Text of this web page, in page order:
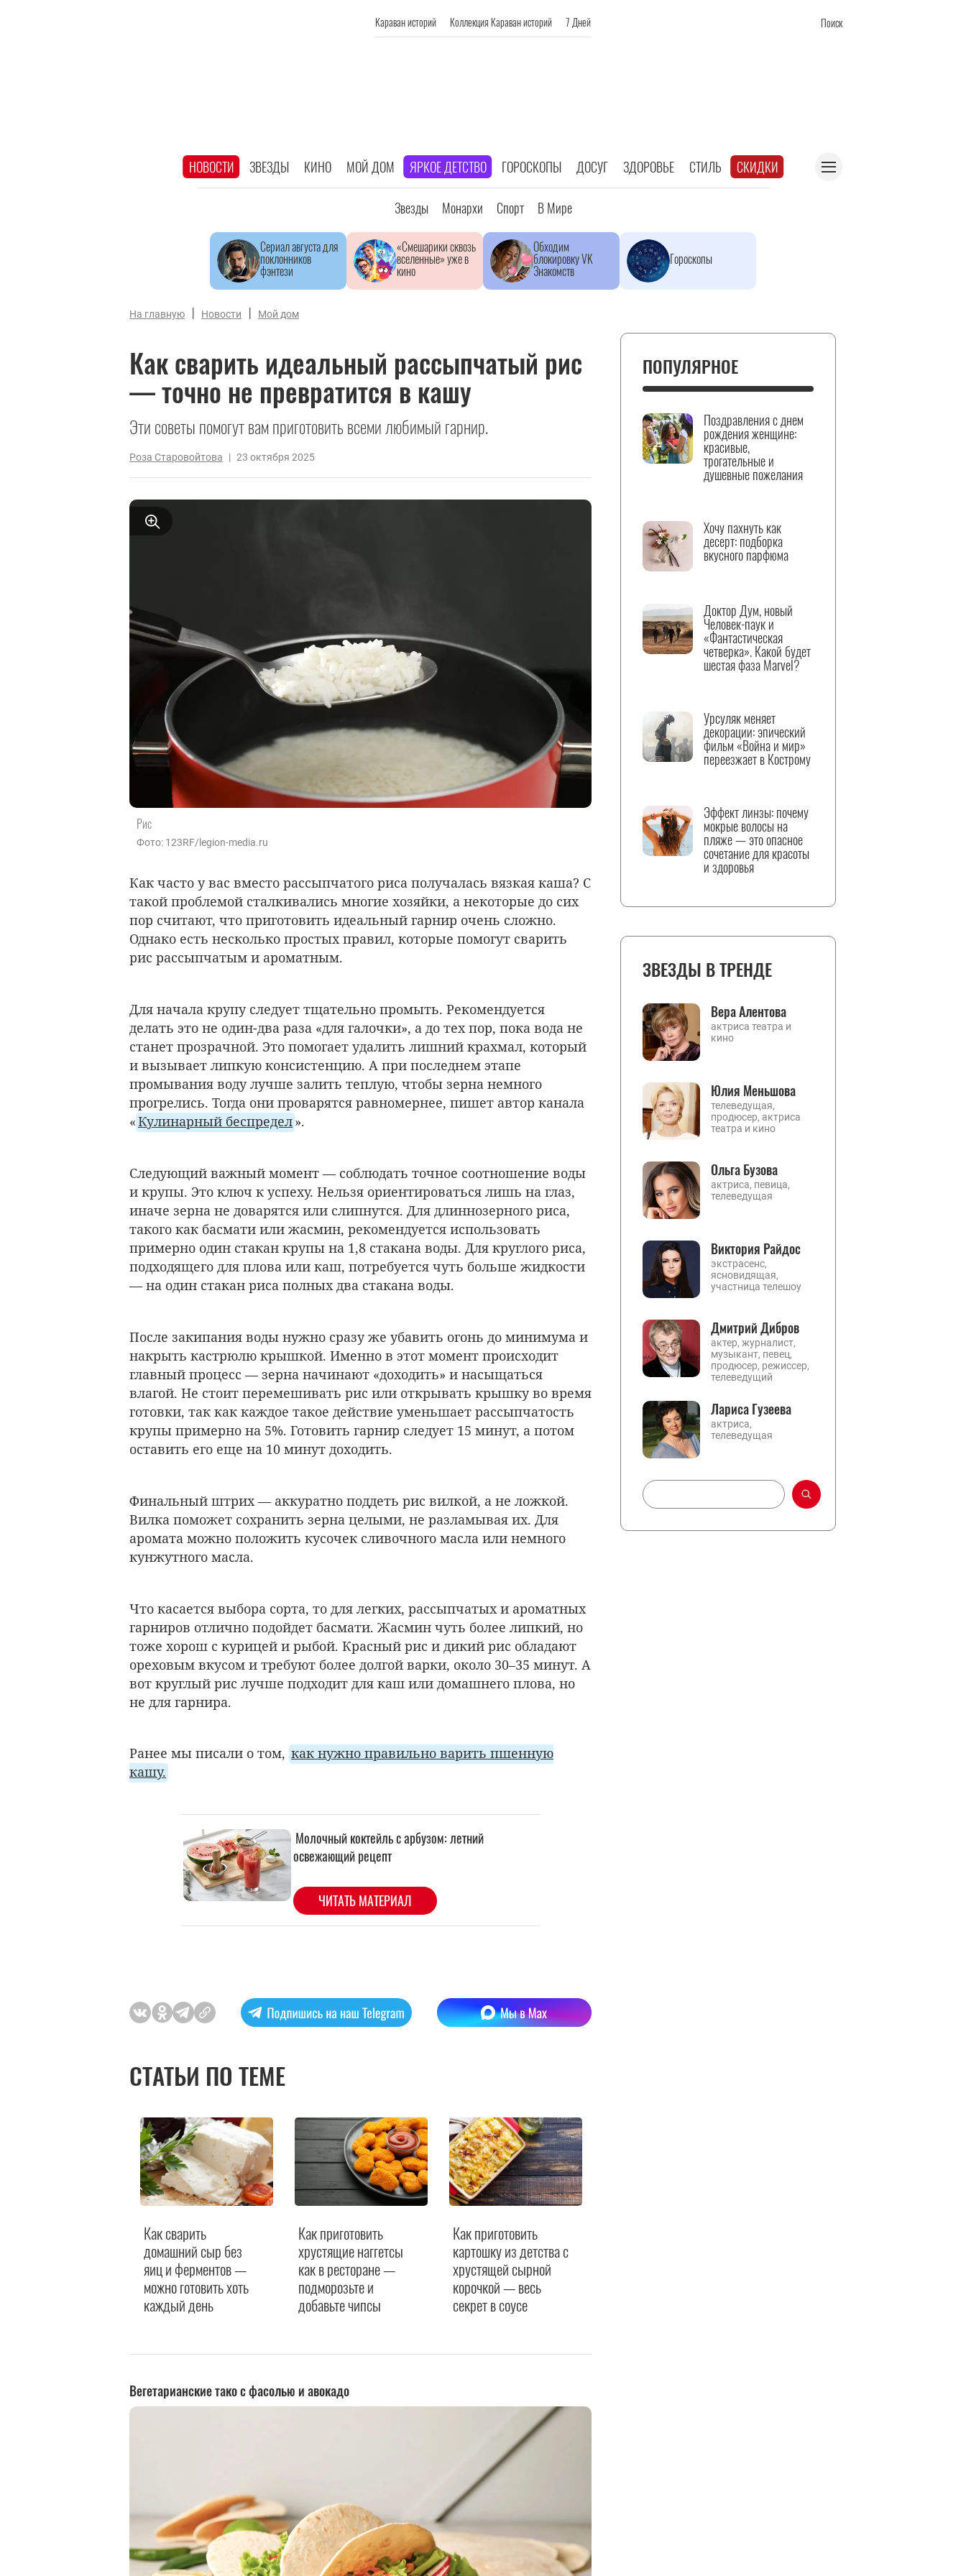
Караван историй Коллекция Караван историй 7 Дней Поиск
НОВОСТИ ЗВЕЗДЫ КИНО МОЙ ДОМ ЯРКОЕ ДЕТСТВО ГОРОСКОПЫ ДОСУГ ЗДОРОВЬЕ СТИЛЬ СКИДКИ
Звезды Монархи Спорт В Мире
Сериал августа для
поклонников
фэнтези
«Смешарики сквозь
вселенные» уже в
кино
Обходим
блокировку VK
Знакомств
Гороскопы
На главную | Новости | Мой дом
Как сварить идеальный рассыпчатый рис
— точно не превратится в кашу
Эти советы помогут вам приготовить всеми любимый гарнир.
Роза Старовойтова | 23 октября 2025
Рис
Фото: 123RF/legion-media.ru
Как часто у вас вместо рассыпчатого риса получалась вязкая каша? С
такой проблемой сталкивались многие хозяйки, а некоторые до сих
пор считают, что приготовить идеальный гарнир очень сложно.
Однако есть несколько простых правил, которые помогут сварить
рис рассыпчатым и ароматным.
Для начала крупу следует тщательно промыть. Рекомендуется
делать это не один-два раза «для галочки», а до тех пор, пока вода не
станет прозрачной. Это помогает удалить лишний крахмал, который
и вызывает липкую консистенцию. А при последнем этапе
промывания воду лучше залить теплую, чтобы зерна немного
прогрелись. Тогда они проварятся равномернее, пишет автор канала
«Кулинарный беспредел».
Следующий важный момент — соблюдать точное соотношение воды
и крупы. Это ключ к успеху. Нельзя ориентироваться лишь на глаз,
иначе зерна не доварятся или слипнутся. Для длиннозерного риса,
такого как басмати или жасмин, рекомендуется использовать
примерно один стакан крупы на 1,8 стакана воды. Для круглого риса,
подходящего для плова или каш, потребуется чуть больше жидкости
— на один стакан риса полных два стакана воды.
После закипания воды нужно сразу же убавить огонь до минимума и
накрыть кастрюлю крышкой. Именно в этот момент происходит
главный процесс — зерна начинают «доходить» и насыщаться
влагой. Не стоит перемешивать рис или открывать крышку во время
готовки, так как каждое такое действие уменьшает рассыпчатость
крупы примерно на 5%. Готовить гарнир следует 15 минут, а потом
оставить его еще на 10 минут доходить.
Финальный штрих — аккуратно поддеть рис вилкой, а не ложкой.
Вилка поможет сохранить зерна целыми, не разламывая их. Для
аромата можно положить кусочек сливочного масла или немного
кунжутного масла.
Что касается выбора сорта, то для легких, рассыпчатых и ароматных
гарниров отлично подойдет басмати. Жасмин чуть более липкий, но
тоже хорош с курицей и рыбой. Красный рис и дикий рис обладают
ореховым вкусом и требуют более долгой варки, около 30–35 минут. А
вот круглый рис лучше подходит для каш или домашнего плова, но
не для гарнира.
Ранее мы писали о том, как нужно правильно варить пшенную
кашу.
СТАТЬИ ПО ТЕМЕ
Как сварить
домашний сыр без
яиц и ферментов —
можно готовить хоть
каждый день
Как приготовить
хрустящие наггетсы
как в ресторане —
подморозьте и
добавьте чипсы
Как приготовить
картошку из детства с
хрустящей сырной
корочкой — весь
секрет в соусе
ПОПУЛЯРНОЕ
Поздравления с днем
рождения женщине:
красивые,
трогательные и
душевные пожелания
Хочу пахнуть как
десерт: подборка
вкусного парфюма
Доктор Дум, новый
Человек-паук и
«Фантастическая
четверка». Какой будет
шестая фаза Marvel?
Урсуляк меняет
декорации: эпический
фильм «Война и мир»
переезжает в Кострому
Эффект линзы: почему
мокрые волосы на
пляже — это опасное
сочетание для красоты
и здоровья
ЗВЕЗДЫ В ТРЕНДЕ
Вера Алентова
актриса театра и
кино
Юлия Меньшова
телеведущая,
продюсер, актриса
театра и кино
Ольга Бузова
актриса, певица,
телеведущая
Виктория Райдос
экстрасенс,
ясновидящая,
участница телешоу
Дмитрий Дибров
актер, журналист,
музыкант, певец,
продюсер, режиссер,
телеведущий
Лариса Гузеева
актриса,
телеведущая